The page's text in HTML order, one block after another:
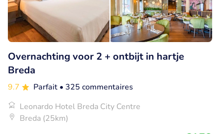
Overnachting voor 2 + ontbijt in hartje
Breda
9.7 Parfait • 325 commentaires
Leonardo Hotel Breda City Centre
Breda (25km)